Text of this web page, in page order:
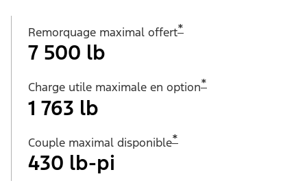
Remorquage maximal offert*
7 500 lb
Charge utile maximale en option*
1 763 lb
Couple maximal disponible*
430 lb-pi